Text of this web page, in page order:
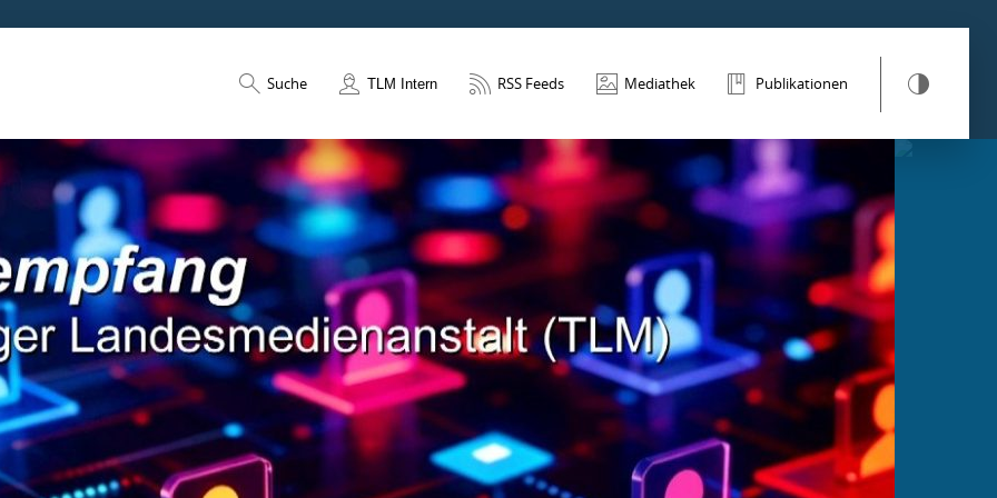
Suche TLM Intern RSS Feeds Mediathek Publikationen